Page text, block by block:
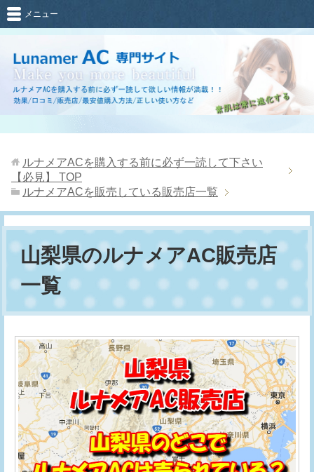
メニュー
ルナメアACを購入する前に必ず一読して下さい
【必見】
TOP
ルナメアACを販売している販売店一覧
山梨県のルナメアAC販売店
一覧